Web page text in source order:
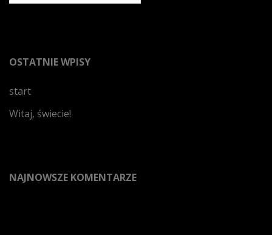
OSTATNIE WPISY
start
Witaj, świecie!
NAJNOWSZE KOMENTARZE